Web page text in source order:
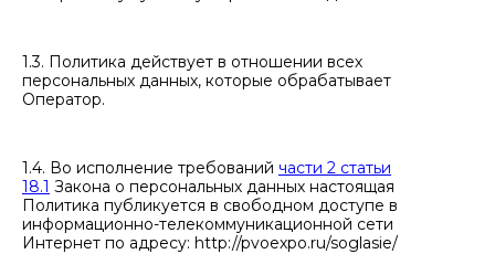
1.3. Политика действует в отношении всех
персональных данных, которые обрабатывает
Оператор.
1.4. Во исполнение требований части 2 статьи
18.1 Закона о персональных данных настоящая
Политика публикуется в свободном доступе в
информационно-телекоммуникационной сети
Интернет по адресу: http://pvoexpo.ru/soglasie/